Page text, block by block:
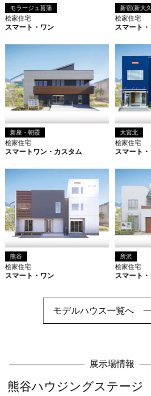
モラージュ菖蒲
桧家住宅
スマート・ワン
新宿(新大
桧家住宅
スマート
新座・朝霞
桧家住宅
スマートワン・カスタム
大宮北
桧家住宅
スマート
熊谷
桧家住宅
スマート・ワン
所沢
桧家住宅
スマート
モデルハウス一覧へ
展示場情報
熊谷ハウジングステージ